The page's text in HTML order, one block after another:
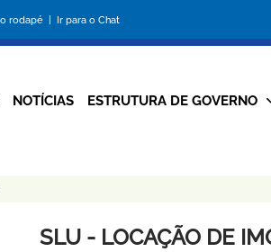
o rodapé | Ir para o Chat
da
NOTÍCIAS ESTRUTURA DE GOVERNO
SLU - LOCAÇÃO DE